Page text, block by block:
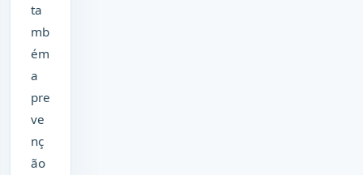
ta
mb
ém
a
pre
ve
nç
ão